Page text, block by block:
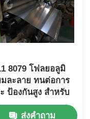
8079 โฟลยอลูมิ
มละลาย ทนต่อการ
ะ ป้องกันสูง สําหรับ
แพทย์ กระจก
ร เครื่องสําอาง
ส่งคำถาม